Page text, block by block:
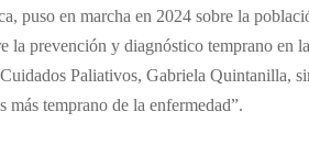
puso en marcha en 2024 sobre la
la prevención y diagnóstico temprano en la
Paliativos, Gabriela Quintanilla,
más temprano de la enfermedad”.